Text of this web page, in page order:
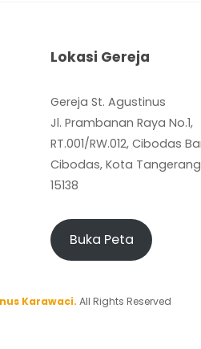
Lokasi Gereja
Gereja St. Agustinus
Jl. Prambanan Raya No.1,
RT.001/RW.012, Cibodas
Cibodas, Kota
15138
Buka Peta
Karawaci. All Rights Reserved